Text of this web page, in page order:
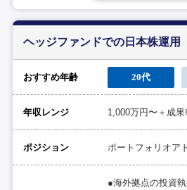
ヘッジファンドでの日本株運用
おすすめ年齢 20代
年収レンジ 1,000万円〜＋成果
ポジション ポートフォリオア
●海外拠点の投資